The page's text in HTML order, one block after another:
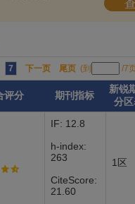
7 下一页 尾页 (到 /7
评分 期刊指标
新锐
分
IF: 12.8
h-index:
263
CiteScore:
21.60
1区